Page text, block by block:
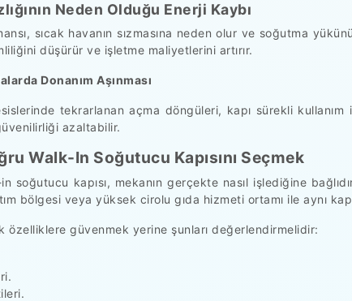
Neden Olduğu Enerji Kaybı
sıcak havanın sızmasına neden olur ve soğutma
düşürür ve işletme maliyetlerini artırır.
Donanım Aşınması
tekrarlanan açma döngüleri, kapı sürekli
azaltabilir.
Walk-In Soğutucu Kapısını Seçmek
soğutucu kapısı, mekanın gerçekte nasıl işlediğine
bölgesi veya yüksek cirolu gıda hizmeti ortamı ile aynı
özelliklere güvenmek yerine şunları değerlendirmelidir: